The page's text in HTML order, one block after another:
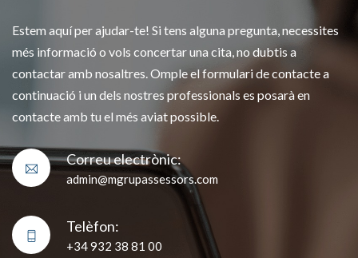
Estem aquí per ajudar-te! Si tens alguna pregunta, necessites
més informació o vols concertar una cita, no dubtis a
contactar amb nosaltres. Omple el formulari de contacte a
continuació i un dels nostres professionals es posarà en
contacte amb tu el més aviat possible.
Correu electrònic:
admin@mgrupassessors.com
Telèfon:
+34 932 38 81 00